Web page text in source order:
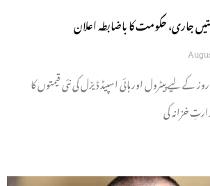
جاری، حکومت کا باضابطہ اعلان
کے لیے پیٹرول اور ہائی اسپیڈ ڈیزل کی نئی قیمتوں کا
خزانہ کی